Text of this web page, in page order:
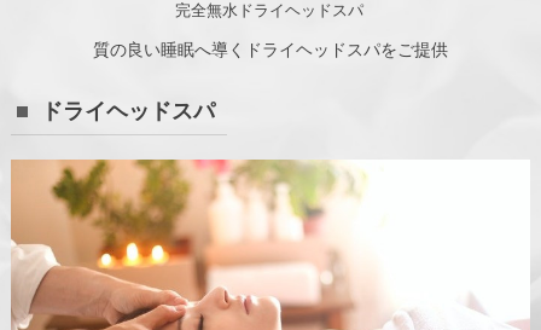
完全無水ドライヘッドスパ
質の良い睡眠へ導くドライヘッドスパをご提供
ドライヘッドスパ